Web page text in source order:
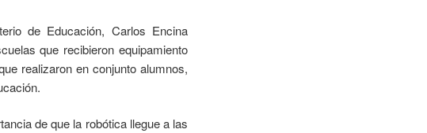
de Educación, Carlos Encina
que recibieron equipamiento
realizaron en conjunto alumnos,
de que la robótica llegue a las